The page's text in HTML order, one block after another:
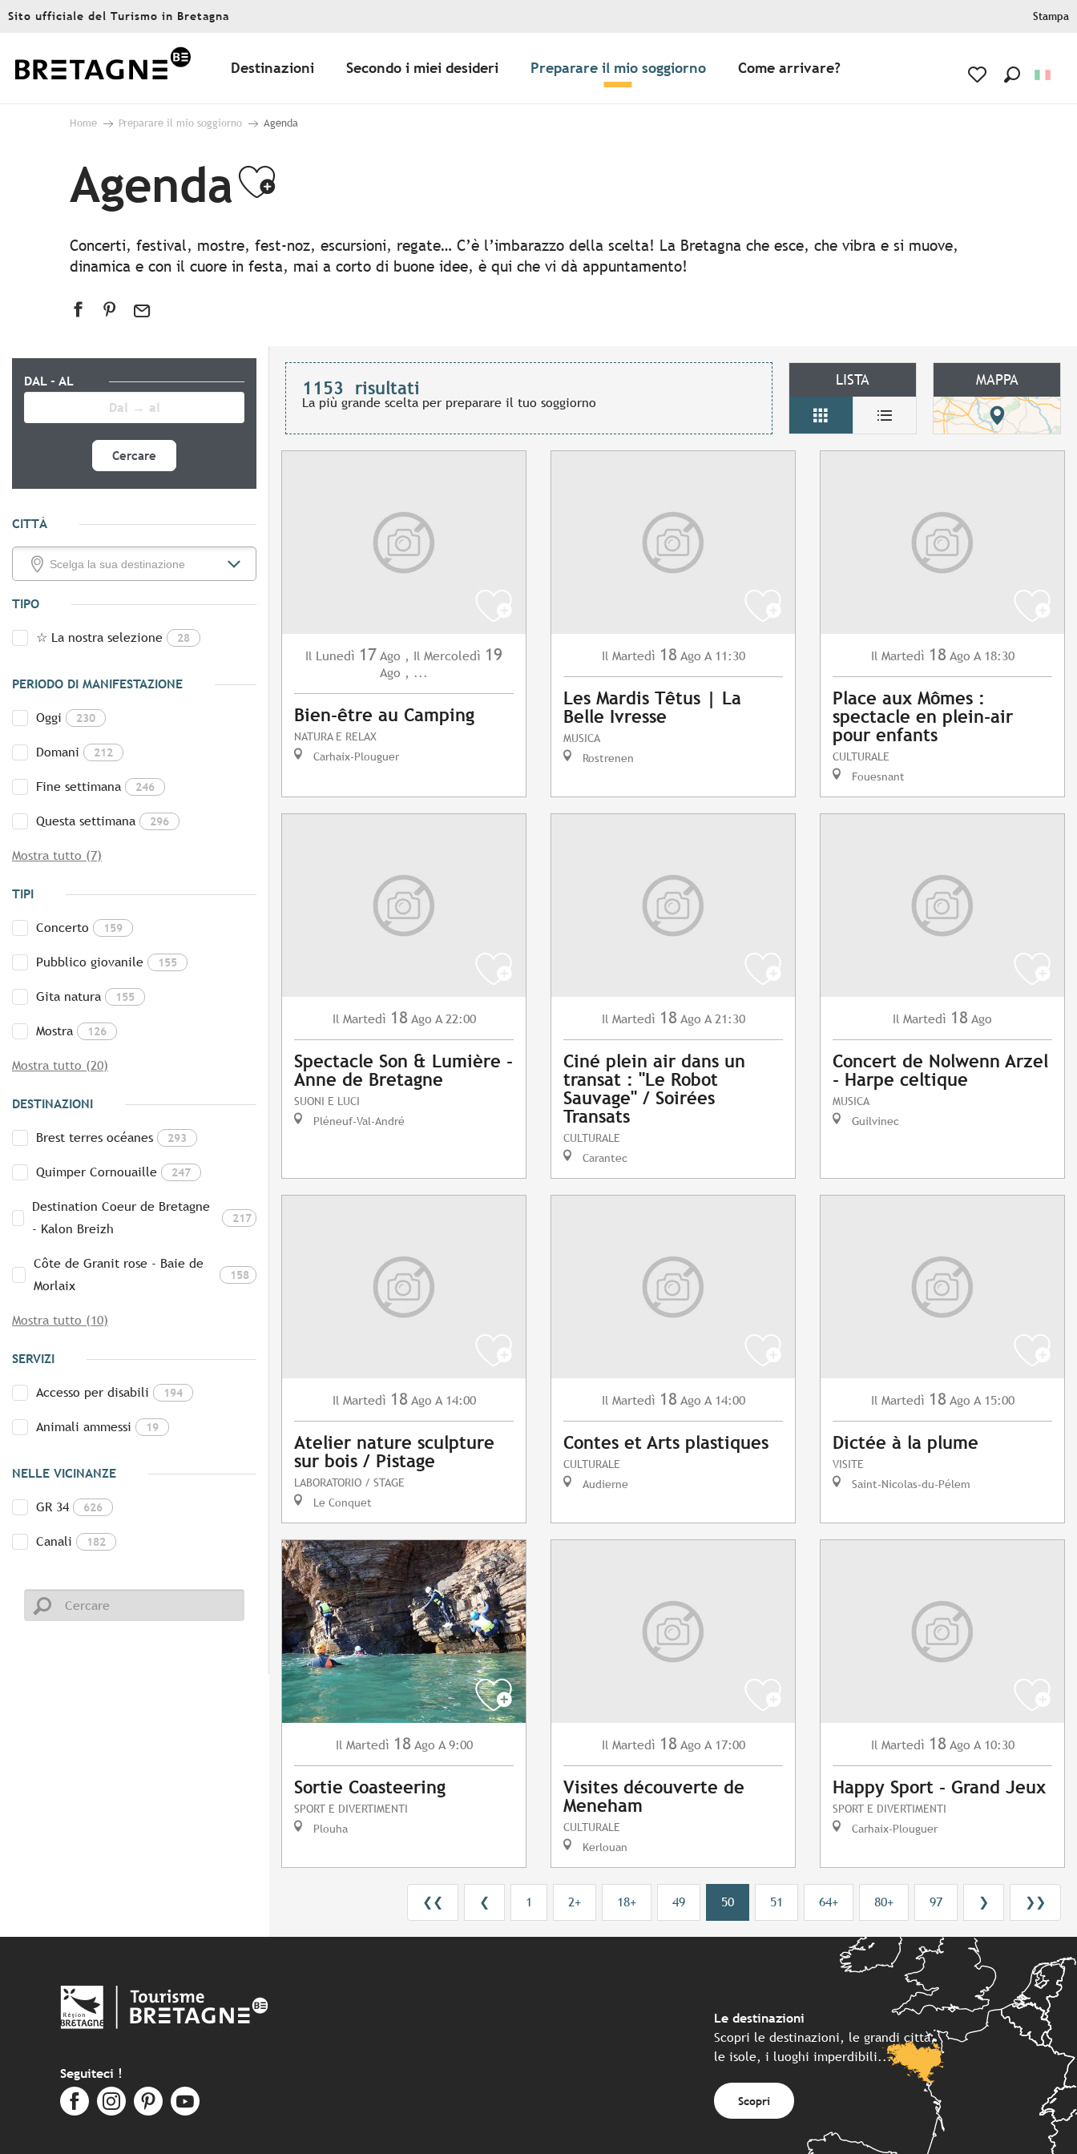
Aller
principal
Sito ufficiale del Turismo in Bretagna Stampa
Destinazioni Secondo i miei desideri Preparare il mio soggiorno Come arrivare?
Home Preparare il mio soggiorno Agenda
AgendaAjouter aux favoris
Concerti, festival, mostre, fest-noz, escursioni, regate… C’è l’imbarazzo della scelta! La Bretagna che esce, che vibra e si muove,
dinamica e con il cuore in festa, mai a corto di buone idee, è qui che vi dà appuntamento!
DAL - AL
Cercare
CITTÀ
TIPO
☆ La nostra selezione 28
PERIODO DI MANIFESTAZIONE
Oggi 230
Domani 212
Fine settimana 246
Questa settimana 296
Mostra tutto (7)
TIPI
Concerto 159
Pubblico giovanile 155
Gita natura 155
Mostra 126
Mostra tutto (20)
DESTINAZIONI
Brest terres océanes 293
Quimper Cornouaille 247
Destination Coeur de Bretagne
- Kalon Breizh
217
Côte de Granit rose - Baie de
Morlaix
158
Mostra tutto (10)
SERVIZI
Accesso per disabili 194
Animali ammessi 19
NELLE VICINANZE
GR 34 626
Canali 182
1153 risultati
La più grande scelta per preparare il tuo soggiorno
LISTA MAPPA
Il Lunedì 17 Ago , Il Mercoledì 19
Ago , ...
Bien-être au Camping
NATURA E RELAX
Carhaix-Plouguer
Il Martedì 18 Ago A 11:30
Les Mardis Têtus | La
Belle Ivresse
MUSICA
Rostrenen
Il Martedì 18 Ago A 18:30
Place aux Mômes :
spectacle en plein-air
pour enfants
CULTURALE
Fouesnant
Il Martedì 18 Ago A 22:00
Spectacle Son & Lumière -
Anne de Bretagne
SUONI E LUCI
Pléneuf-Val-André
Il Martedì 18 Ago A 21:30
Ciné plein air dans un
transat : "Le Robot
Sauvage" / Soirées
Transats
CULTURALE
Carantec
Il Martedì 18 Ago
Concert de Nolwenn Arzel
- Harpe celtique
MUSICA
Guilvinec
Il Martedì 18 Ago A 14:00
Atelier nature sculpture
sur bois / Pistage
LABORATORIO / STAGE
Le Conquet
Il Martedì 18 Ago A 14:00
Contes et Arts plastiques
CULTURALE
Audierne
Il Martedì 18 Ago A 15:00
Dictée à la plume
VISITE
Saint-Nicolas-du-Pélem
Il Martedì 18 Ago A 9:00
Sortie Coasteering
SPORT E DIVERTIMENTI
Plouha
Il Martedì 18 Ago A 17:00
Visites découverte de
Meneham
CULTURALE
Kerlouan
Il Martedì 18 Ago A 10:30
Happy Sport - Grand Jeux
SPORT E DIVERTIMENTI
Carhaix-Plouguer
❮❮ ❮ 1 2+ 18+ 49 50 51 64+ 80+ 97 ❯ ❯❯
Seguiteci !
Le destinazioni
Scopri le destinazioni, le grandi città,
le isole, i luoghi imperdibili...
Scopri